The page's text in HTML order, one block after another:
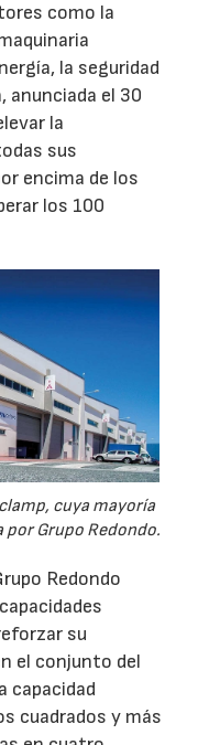
como la
la seguridad
anunciada el 30
la
sus
encima de los
los 100
cuya mayoría
Grupo Redondo.
Redondo
su
el conjunto del
capacidad
cuadrados y más